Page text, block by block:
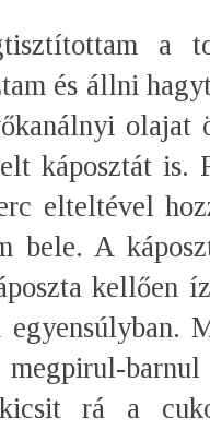
a
és állni
olajat
káposztát is.
elteltével
bele. A
kellően
kicsit rá a